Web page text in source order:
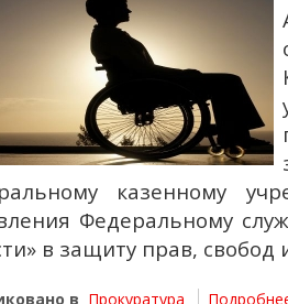
казенному
Федеральному
в защиту прав,
в Прокуратура